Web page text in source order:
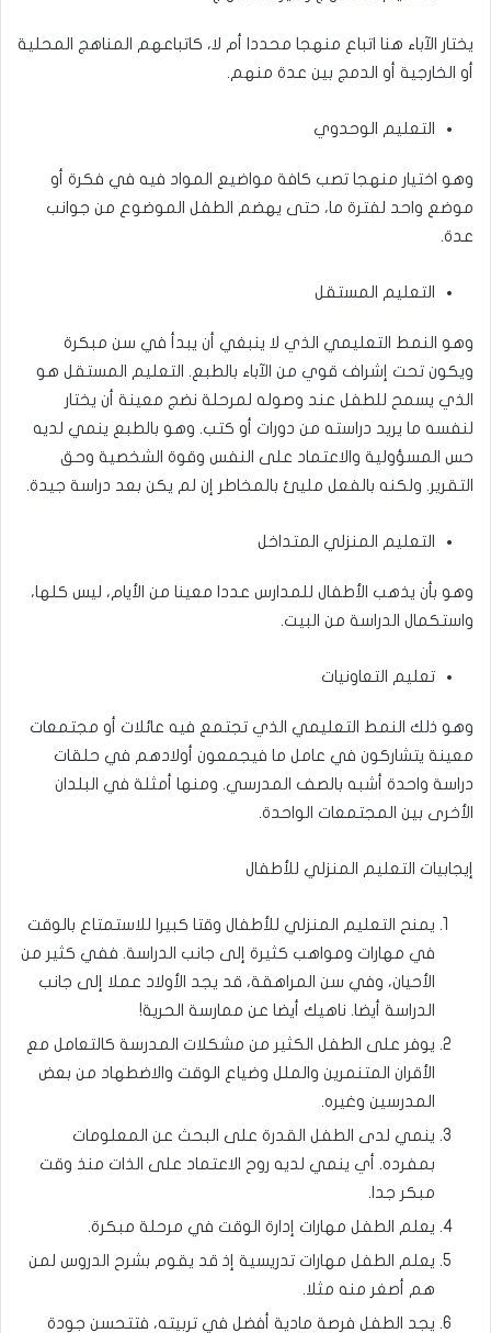
يختار الآباء هنا اتباع منهجا محددا أم لا، كاتباعهم المناهج المحلية
أو الخارجية أو الدمج بين عدة منهم.
التعليم الوحدوي
وهو اختيار منهجا تصب كافة مواضيع المواد فيه في فكرة أو
موضع واحد لفترة ما، حتى يهضم الطفل الموضوع من جوانب
عدة.
التعليم المستقل
وهو النمط التعليمي الذي لا ينبغي أن يبدأ في سن مبكرة
ويكون تحت إشراف قوي من الآباء بالطبع. التعليم المستقل هو
الذي يسمح للطفل عند وصوله لمرحلة نضج معينة أن يختار
لنفسه ما يريد دراسته من دورات أو كتب. وهو بالطبع ينمي لديه
حس المسؤولية والاعتماد على النفس وقوة الشخصية وحق
التقرير. ولكنه بالفعل مليئ بالمخاطر إن لم يكن بعد دراسة جيدة.
التعليم المنزلي المتداخل
وهو بأن يذهب الأطفال للمدارس عددا معينا من الأيام، ليس كلها،
واستكمال الدراسة من البيت.
تعليم التعاونيات
وهو ذلك النمط التعليمي الذي تجتمع فيه عائلات أو مجتمعات
معينة يتشاركون في عامل ما فيجمعون أولادهم في حلقات
دراسة واحدة أشبه بالصف المدرسي. ومنها أمثلة في البلدان
الأخرى بين المجتمعات الواحدة.
إيجابيات التعليم المنزلي للأطفال
يمنح التعليم المنزلي للأطفال وقتا كبيرا للاستمتاع بالوقت
في مهارات ومواهب كثيرة إلى جانب الدراسة. ففي كثير من
الأحيان، وفي سن المراهقة، قد يجد الأولاد عملا إلى جانب
الدراسة أيضا. ناهيك أيضا عن ممارسة الحرية!
يوفر على الطفل الكثير من مشكلات المدرسة كالتعامل مع
الأقران المتنمرين والملل وضياع الوقت والاضطهاد من بعض
المدرسين وغيره.
ينمي لدى الطفل القدرة على البحث عن المعلومات
بمفرده. أي ينمي لديه روح الاعتماد على الذات منذ وقت
مبكر جدا.
يعلم الطفل مهارات إدارة الوقت في مرحلة مبكرة.
يعلم الطفل مهارات تدريسية إذ قد يقوم بشرح الدروس لمن
هم أصغر منه مثلا.
يجد الطفل فرصة مادية أفضل في تربيته، فتتحسن جودة